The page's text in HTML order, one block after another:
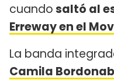
cuandosaltó al
Erreway en el
La banda
Camila